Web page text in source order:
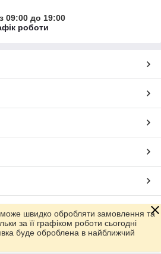
09:00 до 19:00
роботи
Prom.ua
швидко обробляти замовлення та
за її графіком роботи сьогодні
буде оброблена в найближчий